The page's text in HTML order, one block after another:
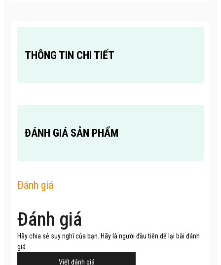
THÔNG TIN CHI TIẾT
ĐÁNH GIÁ SẢN PHẨM
Đánh giá
Đánh giá
Hãy chia sẻ suy nghĩ của bạn. Hãy là người đầu tiên để lại bài đánh
giá.
Viết đánh giá